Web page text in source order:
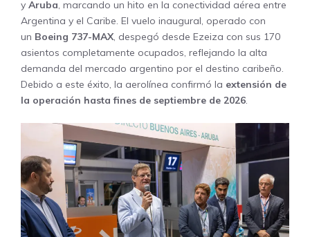
y Aruba, marcando un hito en la conectividad aérea entre
Argentina y el Caribe. El vuelo inaugural, operado con
un Boeing 737-MAX, despegó desde Ezeiza con sus 170
asientos completamente ocupados, reflejando la alta
demanda del mercado argentino por el destino caribeño.
Debido a este éxito, la aerolínea confirmó la extensión de
la operación hasta fines de septiembre de 2026.